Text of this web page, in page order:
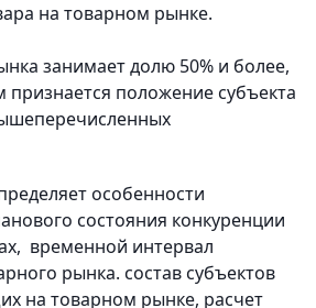
на товарном рынке.
занимает долю 50% и более,
положение субъекта
особенности
состояния конкуренции
временной интервал
рынка. состав субъектов
на товарном рынке, расчет